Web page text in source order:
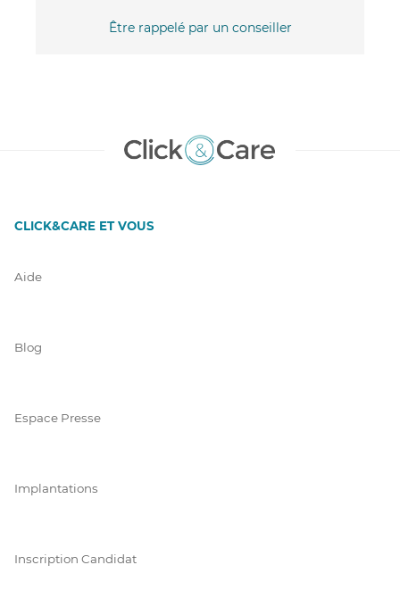
Être rappelé par un conseiller
CLICK&CARE ET VOUS
Aide
Blog
Espace Presse
Implantations
Inscription Candidat